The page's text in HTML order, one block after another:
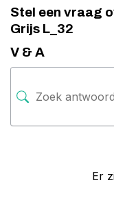
Stel een vraag
Grijs L_32
V & A
Er